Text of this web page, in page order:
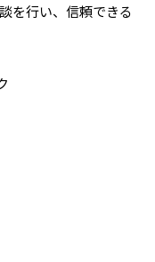
を行い、信頼できる